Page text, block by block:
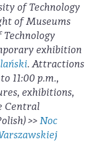
of Technology
of Museums
exhibition
. Attractions
11:00 p.m.,
exhibitions,
Central
>>Noc